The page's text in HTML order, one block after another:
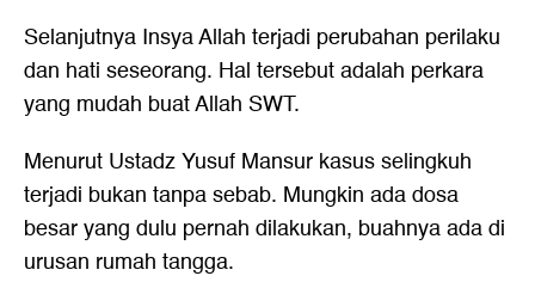
Selanjutnya Insya Allah terjadi perubahan perilaku
dan hati seseorang. Hal tersebut adalah perkara
yang mudah buat Allah SWT.
Menurut Ustadz Yusuf Mansur kasus selingkuh
terjadi bukan tanpa sebab. Mungkin ada dosa
besar yang dulu pernah dilakukan, buahnya ada di
urusan rumah tangga.